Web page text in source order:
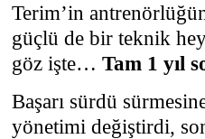
Terim’in
güçlü de bir teknik
göz işte… Tam 1 yıl
Başarı sürdü
yönetimi değiştirdi,